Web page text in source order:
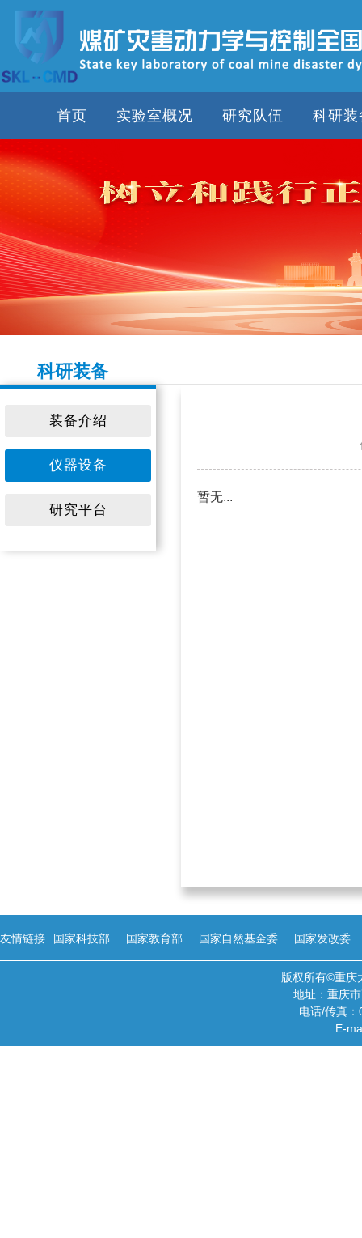
首页 实验室概况 研究队伍 科研装
科研装备
装备介绍
仪器设备
研究平台
暂无...
友情链接 国家科技部 国家教育部 国家自然基金委 国家发改委
版权所有©重庆
地址：重庆
电话/传真
E-